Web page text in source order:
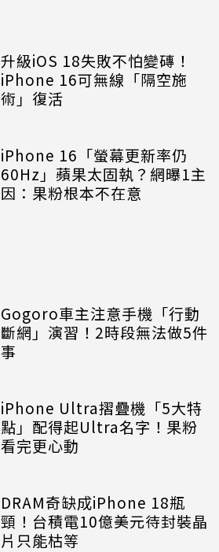
升級iOS 18失敗不怕變磚！
iPhone 16可無線「隔空施
術」復活
iPhone 16「螢幕更新率仍
60Hz」蘋果太固執？網曝1主
因：果粉根本不在意
Gogoro車主注意手機「行動
斷網」演習！2時段無法做5件
事
iPhone Ultra摺疊機「5大特
點」配得起Ultra名字！果粉
看完更心動
DRAM奇缺成iPhone 18瓶
頸！台積電10億美元待封裝晶
片只能枯等